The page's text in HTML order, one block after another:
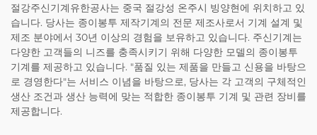
절강주신기계유한공사는 중국 절강성 온주시 빙양현에 위치하고 있
습니다. 당사는 종이봉투 제작기계의 전문 제조사로서 기계 설계 및
제조 분야에서 30년 이상의 경험을 보유하고 있습니다. 주신기계는
다양한 고객들의 니즈를 충족시키기 위해 다양한 모델의 종이봉투
기계를 제공하고 있습니다. "품질 있는 제품을 만들고 신용을 바탕으
로 경영한다"는 서비스 이념을 바탕으로, 당사는 각 고객의 구체적인
생산 조건과 생산 능력에 맞는 적합한 종이봉투 기계 및 관련 장비를
제공합니다.